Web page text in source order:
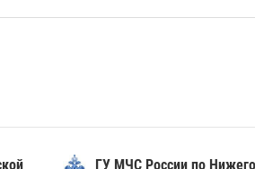
ГУ МЧС России по